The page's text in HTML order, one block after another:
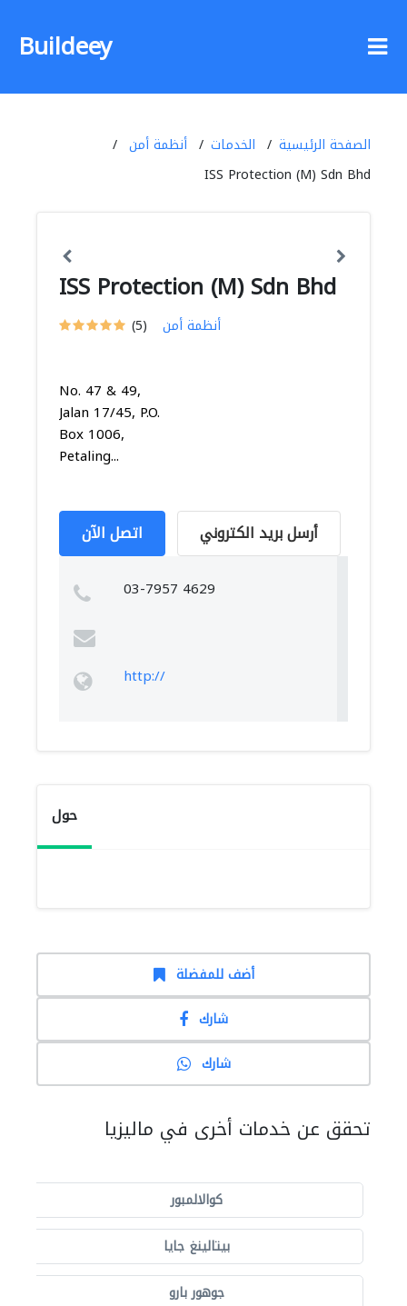
Buildeey
الصفحة الرئيسية الخدمات
أنظمة أمن
ISS Protection (M) Sdn Bhd
ISS Protection (M) Sdn Bhd
(5) أنظمة أمن
No. 47 & 49,
Jalan 17/45, P.O.
Box 1006,
Petaling...
اتصل الآن أرسل بريد الكتروني
03-7957 4629
http://
حول
أضف للمفضلة
شارك
شارك
تحقق عن خدمات أخرى في ماليزيا
كوالالمبور
بيتالينغ جايا
جوهور بارو